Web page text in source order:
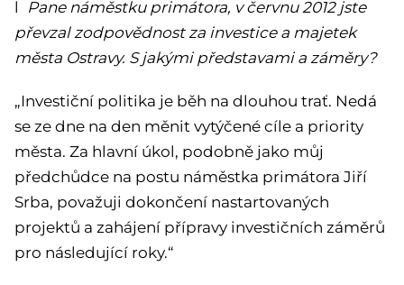
l Pane náměstku primátora, v červnu 2012 jste
převzal zodpovědnost za investice a majetek
města Ostravy. S jakými představami a záměry?
„Investiční politika je běh na dlouhou trať. Nedá
se ze dne na den měnit vytýčené cíle a priority
města. Za hlavní úkol, podobně jako můj
předchůdce na postu náměstka primátora Jiří
Srba, považuji dokončení nastartovaných
projektů a zahájení přípravy investičních záměrů
pro následující roky.“